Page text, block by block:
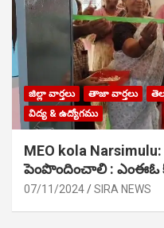
జిల్లా వార్తలు తాజా వార్తలు
విద్య & ఉద్యోగము
MEO kola
పెంపొందించాలి : ఎంఈఓ
07/11/2024 SIRA NEWS